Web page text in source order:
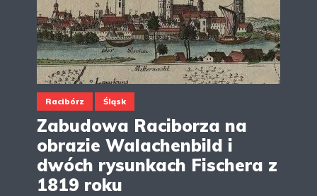
Racibórz Śląsk
Zabudowa Raciborza na
obrazie Walachenbild i
dwóch rysunkach Fischera z
1819 roku